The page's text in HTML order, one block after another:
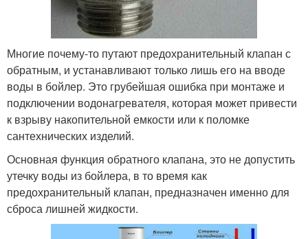
Многие почему-то путают предохранительный клапан с
обратным, и устанавливают только лишь его на вводе
воды в бойлер. Это грубейшая ошибка при монтаже и
подключении водонагревателя, которая может привести
к взрыву накопительной емкости или к поломке
сантехнических изделий.
Основная функция обратного клапана, это не допустить
утечку воды из бойлера, в то время как
предохранительный клапан, предназначен именно для
сброса лишней жидкости.